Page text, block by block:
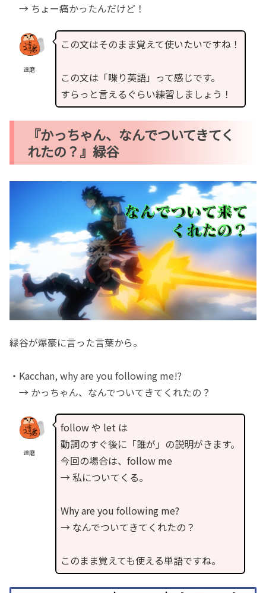
→ ちょー痛かったんだけど！
達磨
この文はそのまま覚えて使いたいですね！
この文は「喋り英語」って感じです。
すらっと言えるぐらい練習しましょう！
『かっちゃん、なんでついてきてく
れたの？』緑谷
緑谷が爆豪に言った言葉から。
・Kacchan, why are you following me!?
→ かっちゃん、なんでついてきてくれたの？
達磨
follow や let は
動詞のすぐ後に「誰が」の説明がきます。
今回の場合は、follow me
→ 私についてくる。
Why are you following me?
→ なんでついてきてくれたの？
このまま覚えても使える単語ですね。